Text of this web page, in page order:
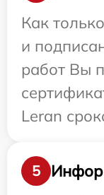
Как
и
работ Вы
Leran
5